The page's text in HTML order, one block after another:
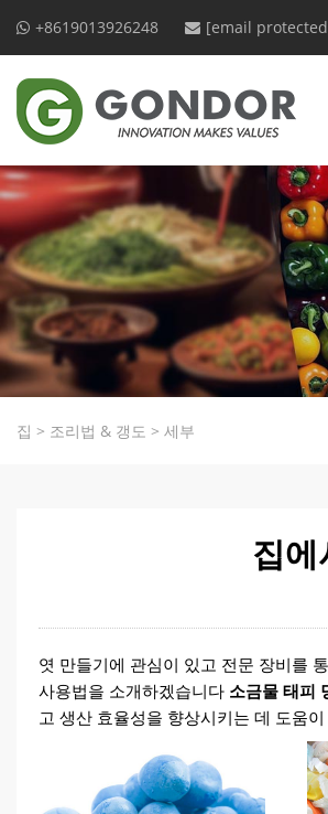
+8619013926248 [email
집 > 조리법 & 갱도 > 세부
집
엿 만들기에 관심이 있고 전문 장비를
사용법을 소개하겠습니다 소금물 태피
고 생산 효율성을 향상시키는 데 도움